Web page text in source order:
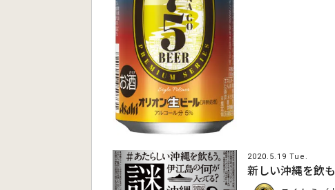
2020.5.19 Tue.
新しい沖縄を飲